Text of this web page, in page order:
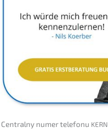
Central­ny numer telefonu KERN